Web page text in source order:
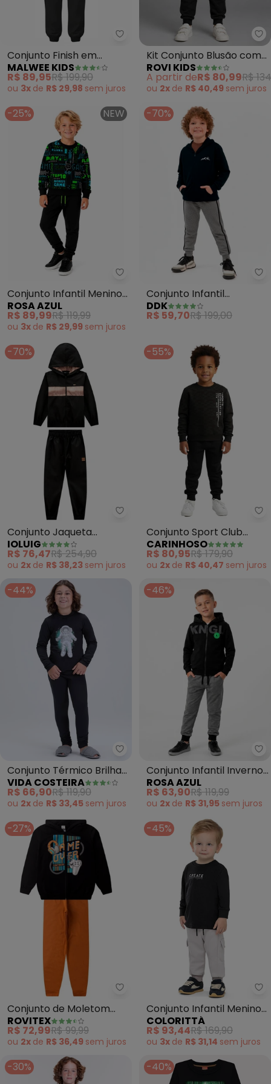
Malwee Kids - Conjunto Finish
Conjunto Finish em
Moletinho (Preto)
MALWEE KIDS
R$ 89,95R$ 199,90
ou 3x de R$ 29,98 sem juros
Kit Conjunto Blusão com
Capuz e Calça (Preto)
ROVI KIDS
A partir deR$ 80,99R$
ou 2x de R$ 40,49 sem juros
-25% NEW
Rosa Azul - Conjunto Infantil
Conjunto Infantil Menino
Play Kangulu Preto
ROSA AZUL
R$ 89,99R$ 119,99
ou 3x de R$ 29,99 sem juros
-70%
Conjunto Infantil
Mountain High (Preto)
DDK
R$ 59,70R$ 199,00
-70%
Ioluig - Conjunto Jaqueta
Conjunto Jaqueta
Microfibra e Calça Taslon
(Preto)
IOLUIG
R$ 76,47R$ 254,90
ou 2x de R$ 38,23 sem juros
-55%
Conjunto Sport Club
Geométrico (Preto)
CARINHOSO
R$ 80,95R$ 179,90
ou 2x de R$ 40,47 sem juros
-44%
Conjunto Térmico Brilha
no Astronauta (Preto)
VIDA COSTEIRA
R$ 66,90R$ 119,90
ou 2x de R$ 33,45 sem juros
-46%
Conjunto Infantil Inverno
Kangulu (Preto)
ROSA AZUL
R$ 63,90R$ 119,99
ou 2x de R$ 31,95 sem juros
-27%
Rovitex - Conjunto de
Conjunto de Moletom
com Capuz Kappes
(Preto)
ROVITEX
R$ 72,99R$ 99,99
ou 2x de R$ 36,49 sem juros
-45%
Conjunto Infantil Menino
Bolsos Cargo (Preto)
COLORITTÁ
R$ 93,44R$ 169,90
ou 3x de R$ 31,14 sem juros
-30% -40%